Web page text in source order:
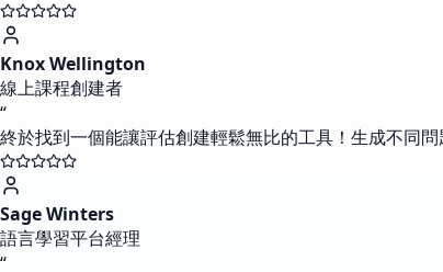
Knox Wellington
線上課程創建者
“
終於找到一個能讓評估創建輕鬆無比的工具！生成不同
Sage Winters
語言學習平台經理
“